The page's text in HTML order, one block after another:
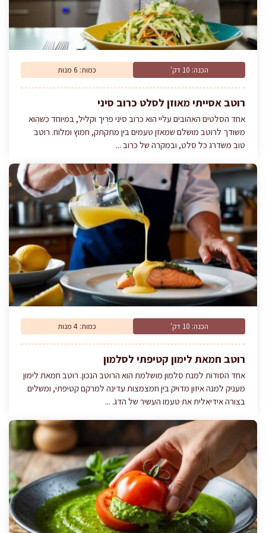
הכנה: 10 דק' כמות: 6 מנות
רוטב אסייתי מאוזן לסלט כרוב סיני
אחד הסלטים האהובים עליי הוא כרוב סיני פריך וקליל, במיוחד כשהוא
משודך לרוטב מושלם שמאזן טעמים בין מתקתק, חמוץ ומלוח. רוטב
טוב משדרג כל סלט, ובמקרה של כרוב ...
הכנה: 10 דק' כמות: 4 מנות
רוטב חמאת לימון קטיפתי לסלמון
אחד הסודות למנת סלמון מושלמת הוא הרוטב הנכון. רוטב חמאת לימון
מעניק למנה איזון מדויק בין חמצמצות עדינה למרקם קטיפתי, ומשלים
בצורה אידיאלית את טעמו העשיר של הדג. ...